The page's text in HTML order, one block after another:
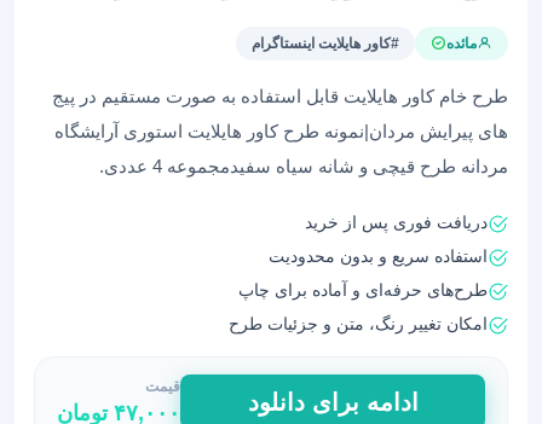
مائده #کاور هایلایت اینستاگرام
طرح خام کاور هایلایت قابل استفاده به صورت مستقیم در پیج
های پیرایش مردان|نمونه طرح کاور هایلایت استوری آرایشگاه
مردانه طرح قیچی و شانه سیاه سفیدمجموعه 4 عددی.
دریافت فوری پس از خرید
استفاده سریع و بدون محدودیت
طرح‌های حرفه‌ای و آماده برای چاپ
امکان تغییر رنگ، متن و جزئیات طرح
طرح
4
ادامه برای دانلود
قیمت
۴۷,۰۰۰ تومان